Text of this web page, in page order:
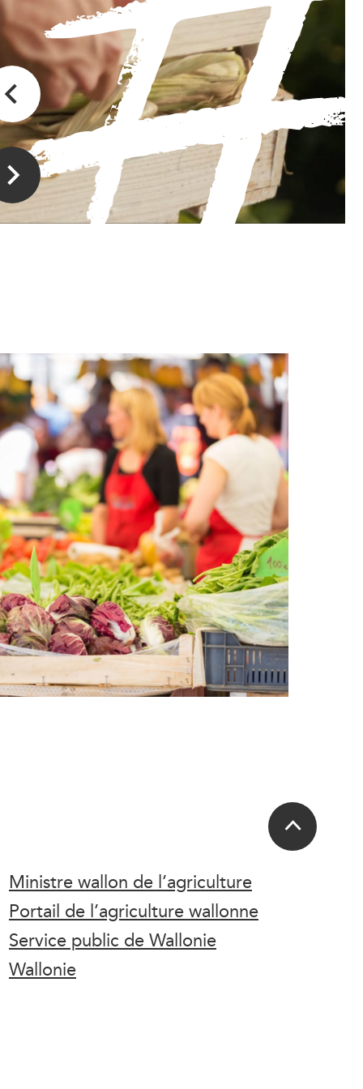
Ministre wallon de l’agriculture
Portail de l’agriculture wallonne
Service public de Wallonie
Wallonie